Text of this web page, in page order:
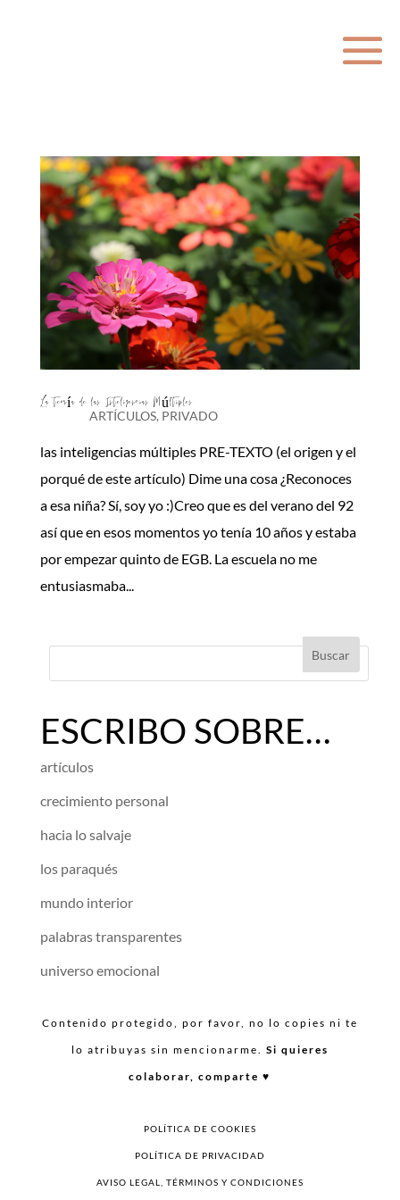
La teoría de las Inteligencias Múltiples
ARTÍCULOS, PRIVADO
las inteligencias múltiples PRE-TEXTO (el origen y el
porqué de este artículo) Dime una cosa ¿Reconoces
a esa niña? Sí, soy yo :)Creo que es del verano del 92
así que en esos momentos yo tenía 10 años y estaba
por empezar quinto de EGB. La escuela no me
entusiasmaba...
ESCRIBO SOBRE…
artículos
crecimiento personal
hacia lo salvaje
los paraqués
mundo interior
palabras transparentes
universo emocional
Contenido protegido, por favor, no lo copies ni te
lo atribuyas sin mencionarme. Si quieres
colaborar, comparte ♥︎
POLÍTICA DE COOKIES
POLÍTICA DE PRIVACIDAD
AVISO LEGAL, TÉRMINOS Y CONDICIONES